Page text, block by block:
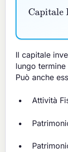
Il capitale
lungo
Può anche
Attività